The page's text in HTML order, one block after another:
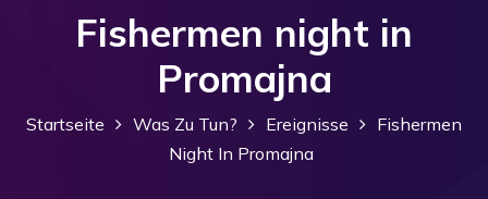
Fishermen night in
Promajna
Startseite Was Zu Tun? Ereignisse
Fishermen
Night In Promajna